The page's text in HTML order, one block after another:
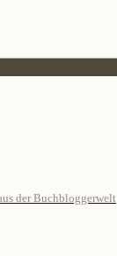
der Buchbloggerwelt